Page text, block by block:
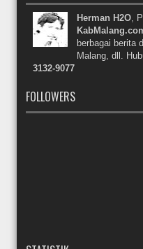
Herman H2O,
berbagai berita
Malang, dll.
3132-9077
FOLLOWERS